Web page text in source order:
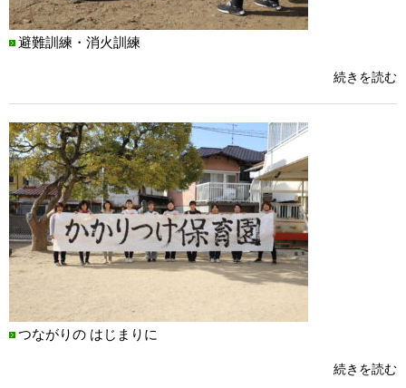
避難訓練・消火訓練
続きを読む
つながりの はじまりに
続きを読む